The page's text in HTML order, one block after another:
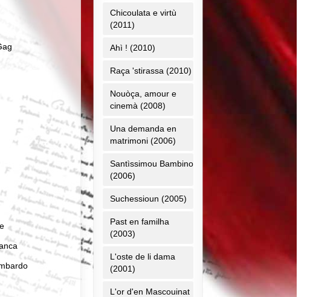
Chicoulata e virtù
(2011)
Ahì ! (2010)
Raça 'stirassa (2010)
Nouòça, amour e
cinemà (2008)
Una demanda en
matrimoni (2006)
Santìssimou Bambino
(2006)
Suchessioun (2005)
Past en familha
(2003)
L'oste de li dama
(2001)
L'or d'en Mascouinat